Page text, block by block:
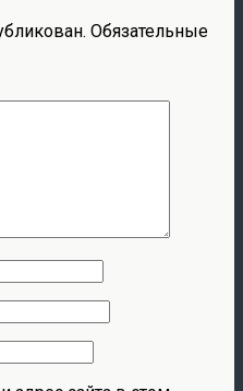
Обязательные